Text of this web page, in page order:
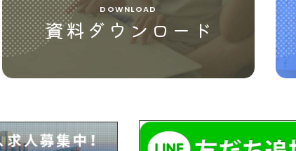
DOWNLOAD
資料ダウンロード